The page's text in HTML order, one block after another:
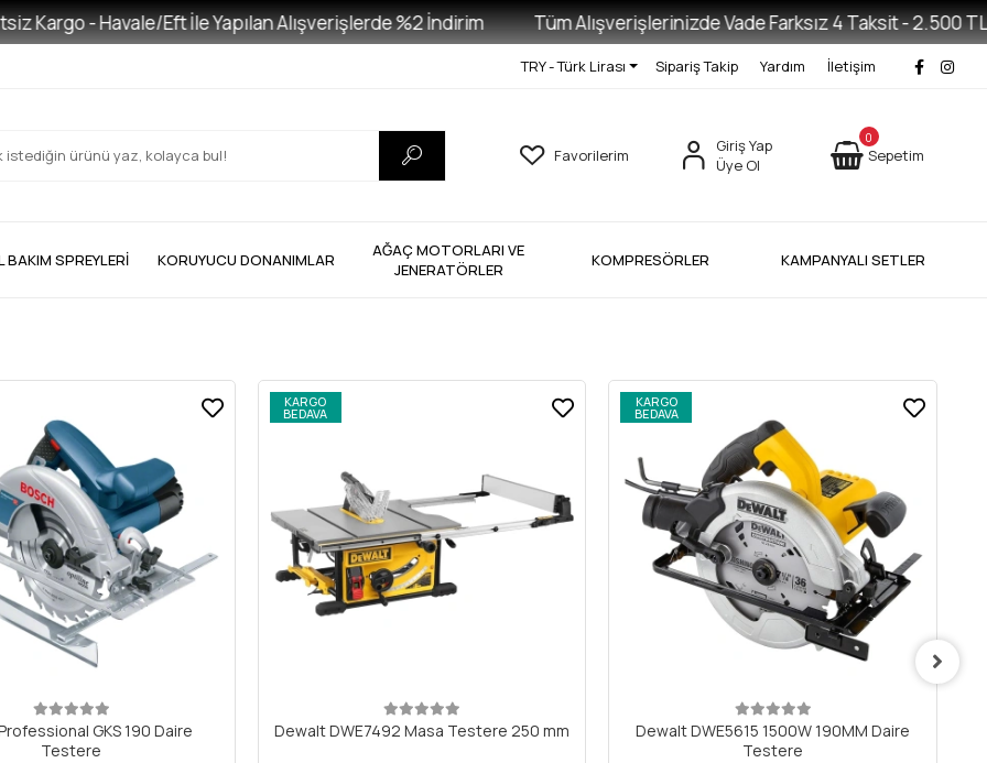
- Havale/Eft İle Yapılan Alışverişlerde %2 İndirim Tüm Alışverişlerinizde Vade Farksız 4 Taksit - 2.500 TL
TRY - Türk Lirası Sipariş Takip Yardım İletişim
Favorilerim
Giriş Yap
Üye Ol
0
Sepetim
BAKIM SPREYLERİ KORUYUCU DONANIMLAR
AĞAÇ MOTORLARI VE
JENERATÖRLER
KOMPRESÖRLER KAMPANYALI SETLER
GKS 190 Daire
Testere
KARGO
BEDAVA
Dewalt DWE7492 Masa Testere 250 mm
KARGO
BEDAVA
Dewalt DWE5615 1500W 190MM Daire
Testere